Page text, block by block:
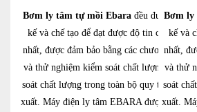
Bơm ly tâm tự mồi Ebarađều được thiết
kế và chế tạo để đạt được độ tin cậy cao
nhất, được đảm bảo bằng các chương trình
và thử nghiệm kiểm soát chất lượng, kiểm
soát chất lượng trong toàn bộ quy trình sản
xuất. Máy điện ly tâm EBARA được bảo vệ
Bơm ly
kế và
nhất,
và thử
soát
xuất.